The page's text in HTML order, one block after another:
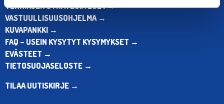
TENNIKSEN STRATEGIA 2024 →
VASTUULLISUUSOHJELMA →
KUVAPANKKI →
FAQ – USEIN KYSYTYT KYSYMYKSET →
EVÄSTEET →
TIETOSUOJASELOSTE →
TILAA UUTISKIRJE →